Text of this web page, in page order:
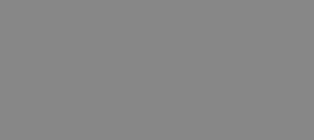
di analisi web
di siti
e misurare le
cui il prefisso
di Google) per
i cookie.